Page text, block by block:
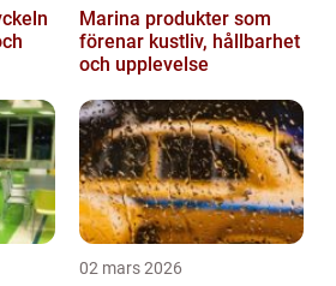
Marina produkter som
förenar kustliv, hållbarhet
och upplevelse
02 mars 2026